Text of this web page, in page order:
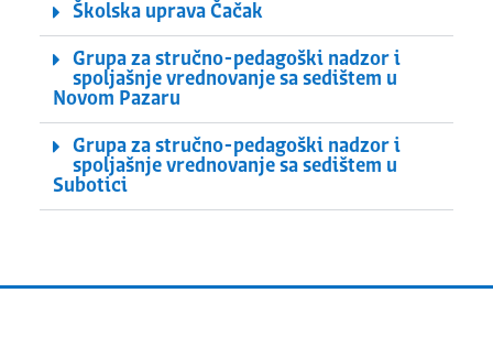
Školska uprava Čačak
Grupa za stručno-pedagoški nadzor i
spoljašnje vrednovanje sa sedištem u
Novom Pazaru
Grupa za stručno-pedagoški nadzor i
spoljašnje vrednovanje sa sedištem u
Subotici